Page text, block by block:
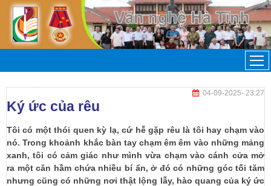
04-09-2025- 23:27
Ký ức của rêu
Tôi có một thói quen kỳ lạ, cứ hễ gặp rêu là tôi hay chạm vào
nó. Trong khoảnh khắc bàn tay chạm êm êm vào những mảng
xanh, tôi có cảm giác như mình vừa chạm vào cánh cửa mở
ra một căn hầm chứa nhiều bí ẩn, ở đó có những góc tối tăm
nhưng cũng có những nơi thật lộng lẫy, hào quang của ký ức